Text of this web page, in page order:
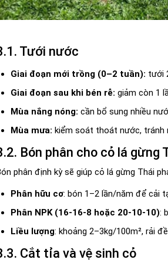
Tưới nước
Giai đoạn mới trồng (0–2 tuần): tưới
Giai đoạn sau khi bén rễ: giảm còn 1
Mùa nắng nóng: cần bổ sung nhiều
Mùa mưa: kiểm soát thoát nước, tránh
Bón phân cho cỏ lá gừng
phân định kỳ sẽ giúp cỏ lá gừng Thái
Phân hữu cơ: bón 1–2 lần/năm để cải
Phân NPK (16-16-8 hoặc 20-10-10):
Liều lượng: khoảng 2–3kg/100m², rải
Cắt tỉa và vệ sinh cỏ